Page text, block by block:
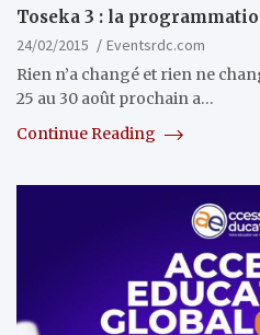
Toseka 3 : la
24/02/2015
Eventsrdc.com
Rien n’a changé et rien ne
25 au 30 août prochain a…
Continue Reading